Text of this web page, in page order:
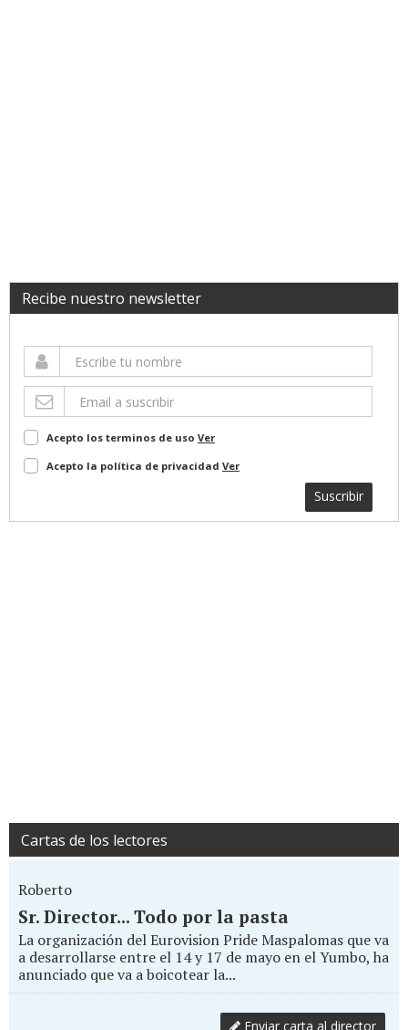
Recibe nuestro newsletter
Acepto los terminos de uso Ver
Acepto la política de privacidad Ver
Suscribir
Cartas de los lectores
Roberto
Sr. Director... Todo por la pasta
La organización del Eurovision Pride Maspalomas que va
a desarrollarse entre el 14 y 17 de mayo en el Yumbo, ha
anunciado que va a boicotear la...
Enviar carta al director